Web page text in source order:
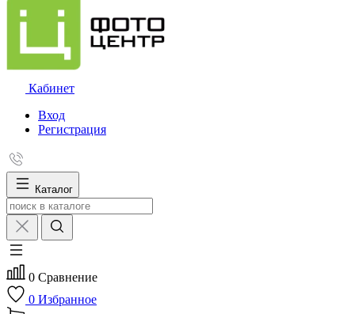
Кабинет
Вход
Регистрация
Каталог
0 Сравнение
0 Избранное